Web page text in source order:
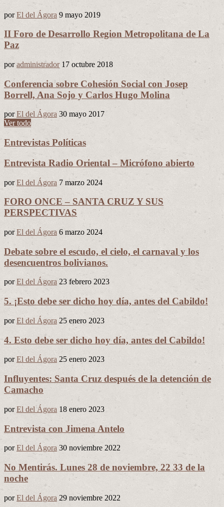
porEl del Ágora 9 mayo 2019
II Foro de Desarrollo Region Metropolitana de La
Paz
poradministrador 17 octubre 2018
Conferencia sobre Cohesión Social con Josep
Borrell, Ana Sojo y Carlos Hugo Molina
porEl del Ágora 30 mayo 2017
Ver todo
Entrevistas Políticas
Entrevista Radio Oriental – Micrófono abierto
porEl del Ágora 7 marzo 2024
FORO ONCE – SANTA CRUZ Y SUS
PERSPECTIVAS
porEl del Ágora 6 marzo 2024
Debate sobre el escudo, el cielo, el carnaval y los
desencuentros bolivianos.
porEl del Ágora 23 febrero 2023
5. ¡Esto debe ser dicho hoy día, antes del Cabildo!
porEl del Ágora 25 enero 2023
4. Esto debe ser dicho hoy día, antes del Cabildo!
porEl del Ágora 25 enero 2023
Influyentes: Santa Cruz después de la detención de
Camacho
porEl del Ágora 18 enero 2023
Entrevista con Jimena Antelo
porEl del Ágora 30 noviembre 2022
No Mentirás. Lunes 28 de noviembre, 22 33 de la
noche
porEl del Ágora 29 noviembre 2022